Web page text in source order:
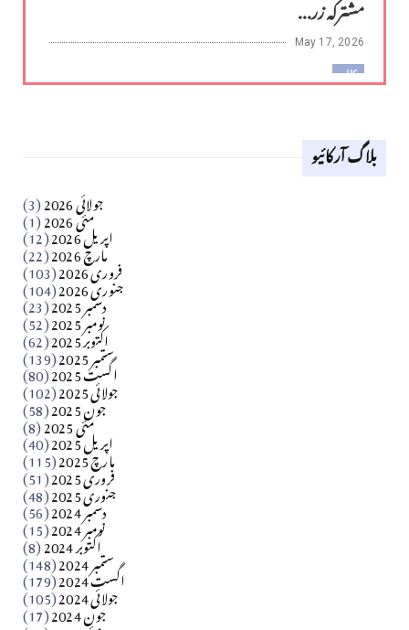
مشترکہ زر...
May 17, 2026
کالم
Apr 18, 2026
آزاد کشمیر جیسے احتجاج کی ضرورت ہے؟ از،،، ظہیرالدین
بلاگ آرکائیو
جولائی 2026 (3) مئی 2026 (1) اپریل 2026 (12) مارچ 2026 (22) فروری 2026 (103) جنوری 2026 (104) دسمبر 2025 (23) نومبر 2025 (52) اکتوبر 2025 (62) ستمبر 2025 (139) اگست 2025 (80) جولائی 2025 (102) جون 2025 (58) مئی 2025 (8) اپریل 2025 (40) مارچ 2025 (115) فروری 2025 (51) جنوری 2025 (48) دسمبر 2024 (56) نومبر 2024 (15) اکتوبر 2024 (8) ستمبر 2024 (148) اگست 2024 (179) جولائی 2024 (105) جون 2024 (17)